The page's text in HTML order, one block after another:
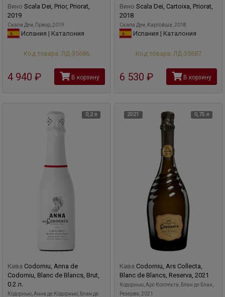
Вино Scala Dei, Prior, Priorat,
2019
Скала Деи, Приор, 2019
Испания | Каталония
Код товара: ЛД-35686
4 940 руб В корзину
Вино Scala Dei, Cartoixa, Priorat,
2018
Скала Деи, Картойша, 2018
Испания | Каталония
Код товара: ЛД-35687
6 530 руб В корзину
0,2 л
Кава Codorniu, Anna de
Codorniu, Blanc de Blancs, Brut,
0.2 л.
Кодорнью, Анна де Кодорнью, Блан де
2021 0,75 л
Кава Codorniu, Ars Collecta,
Blanc de Blancs, Reserva, 2021
Кодорнью, Арс Коллекта, Блан де Блан,
Резерва, 2021